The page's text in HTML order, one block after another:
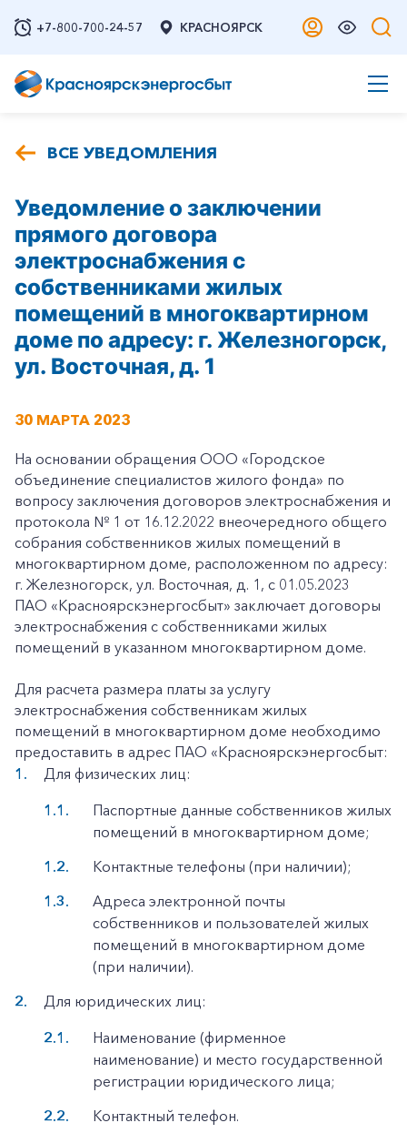
+7-800-700-24-57 КРАСНОЯРСК
ВСЕ УВЕДОМЛЕНИЯ
Уведомление о заключении
прямого договора
электроснабжения с
собственниками жилых
помещений в многоквартирном
доме по адресу: г. Железногорск,
ул. Восточная, д. 1
30 МАРТА 2023
На основании обращения ООО «Городское
объединение специалистов жилого фонда» по
вопросу заключения договоров электроснабжения и
протокола № 1 от 16.12.2022 внеочередного общего
собрания собственников жилых помещений в
многоквартирном доме, расположенном по адресу:
г. Железногорск, ул. Восточная, д. 1, с 01.05.2023
ПАО «Красноярскэнергосбыт» заключает договоры
электроснабжения с собственниками жилых
помещений в указанном многоквартирном доме.
Для расчета размера платы за услугу
электроснабжения собственникам жилых
помещений в многоквартирном доме необходимо
предоставить в адрес ПАО «Красноярскэнергосбыт:
Для физических лиц:
Паспортные данные собственников жилых
помещений в многоквартирном доме;
Контактные телефоны (при наличии);
Адреса электронной почты
собственников и пользователей жилых
помещений в многоквартирном доме
(при наличии).
Для юридических лиц:
Наименование (фирменное
наименование) и место государственной
регистрации юридического лица;
Контактный телефон.